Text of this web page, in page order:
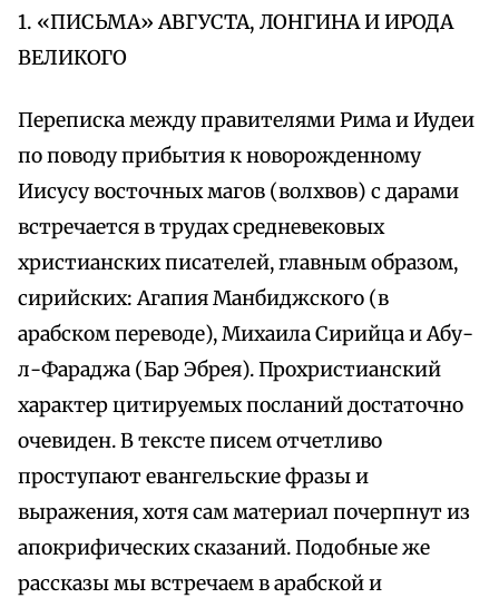
1. «ПИСЬМА» АВГУСТА, ЛОНГИНА И ИРОДА
ВЕЛИКОГО
Переписка между правителями Рима и Иудеи
по поводу прибытия к новорожденному
Иисусу восточных магов (волхвов) с дарами
встречается в трудах средневековых
христианских писателей, главным образом,
сирийских: Агапия Манбиджского (в
арабском переводе), Михаила Сирийца и Абу-
л-Фараджа (Бар Эбрея). Прохристианский
характер цитируемых посланий достаточно
очевиден. В тексте писем отчетливо
проступают евангельские фразы и
выражения, хотя сам материал почерпнут из
апокрифических сказаний. Подобные же
рассказы мы встречаем в арабской и